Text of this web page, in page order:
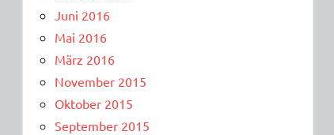
Juni 2016
Mai 2016
März 2016
November 2015
Oktober 2015
September 2015